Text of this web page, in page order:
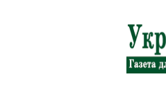
"Україна-
Центр"